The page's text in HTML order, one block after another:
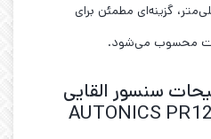
و فاصله حسگری ۴ میلی‌متر، گزینه‌ای مطمئن برای
محسوب می‌شود.
سنسور القایی